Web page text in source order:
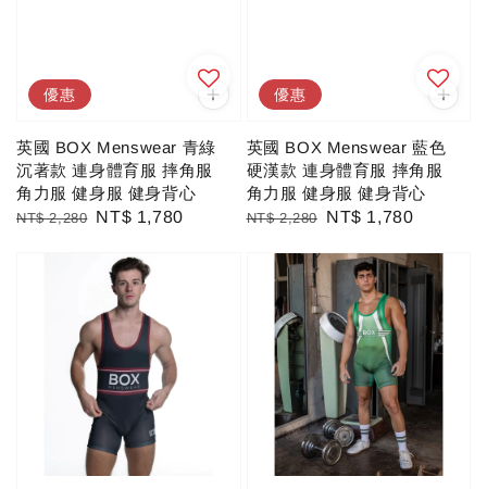
優惠
英國 BOX Menswear 青綠
沉著款 連身體育服 摔角服
角力服 健身服 健身背心
Regular
NT$ 2,280 Sale
NT$ 1,780
優惠
英國 BOX Menswear 藍色
硬漢款 連身體育服 摔角服
角力服 健身服 健身背心
Regular
NT$ 2,280
Sale
NT$ 1,780